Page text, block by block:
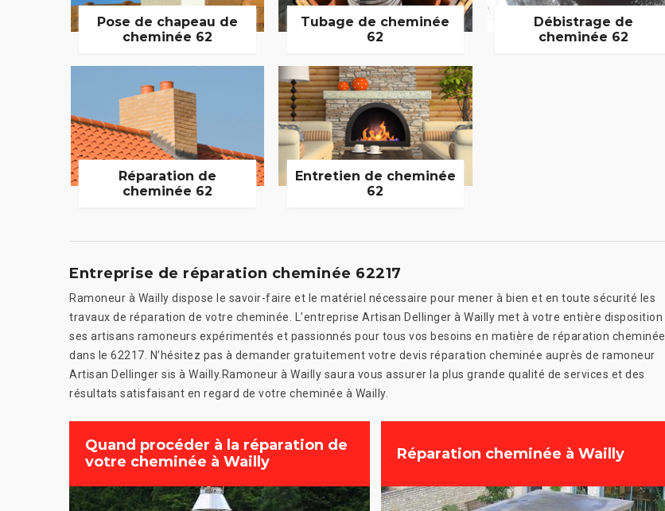
Pose de chapeau de
cheminée 62
Tubage de cheminée
62
Débistrage de
cheminée 62
Réparation de
cheminée 62
Entretien de cheminée
62
Entreprise de réparation cheminée 62217
Ramoneur à Wailly dispose le savoir-faire et le matériel nécessaire pour mener à bien et en toute sécurité les
travaux de réparation de votre cheminée. L’entreprise Artisan Dellinger à Wailly met à votre entière disposition
ses artisans ramoneurs expérimentés et passionnés pour tous vos besoins en matière de réparation cheminée
dans le 62217. N’hésitez pas à demander gratuitement votre devis réparation cheminée auprès de ramoneur
Artisan Dellinger sis à Wailly.Ramoneur à Wailly saura vous assurer la plus grande qualité de services et des
résultats satisfaisant en regard de votre cheminée à Wailly.
Quand procéder à la réparation de
votre cheminée à Wailly
Réparation cheminée à Wailly